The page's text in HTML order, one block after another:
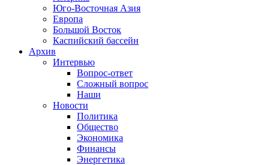
Юго-Восточная Азия
Европа
Большой Восток
Каспийский бассейн
Архив
Интервью
Вопрос-ответ
Сложный вопрос
Наши
Новости
Политика
Общество
Экономика
Финансы
Энергетика